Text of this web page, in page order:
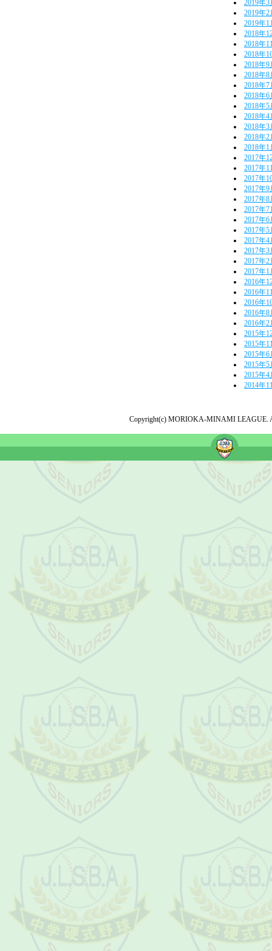
2019年3
2019年2
2019年1
2018年
2018年
2018年
2018年9
2018年8
2018年7
2018年6
2018年5
2018年4
2018年3
2018年2
2018年1
2017年
2017年
2017年
2017年9
2017年8
2017年7
2017年6
2017年5
2017年4
2017年3
2017年2
2017年1
2016年
2016年
2016年
2016年8
2016年2
2015年
2015年
2015年6
2015年5
2015年4
2014年
Copyright(c) MORIOKA-MINAMI LEAGUE.